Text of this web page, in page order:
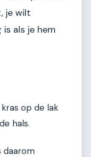
je wilt
als je hem
op de lak
hals.
daarom